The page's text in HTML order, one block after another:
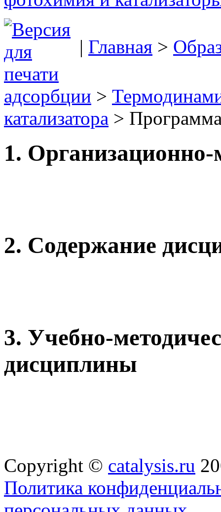
| Главная >
адсорбции >
катализатора >
1. Организационно-
2. Содержание
3. Учебно-
дисциплины
Copyright © catalysis.ru
Политика